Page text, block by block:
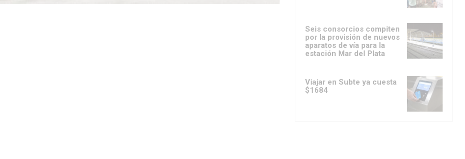
Seis consorcios compiten
por la provisión de nuevos
aparatos de vía para la
estación Mar del Plata
Viajar en Subte ya cuesta
$1684